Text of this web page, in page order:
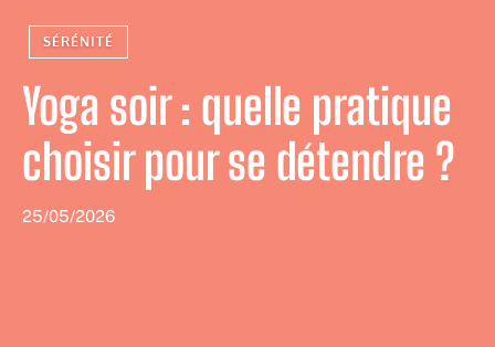
SÉRÉNITÉ
Yoga soir : quelle pratique
choisir pour se détendre ?
25/05/2026